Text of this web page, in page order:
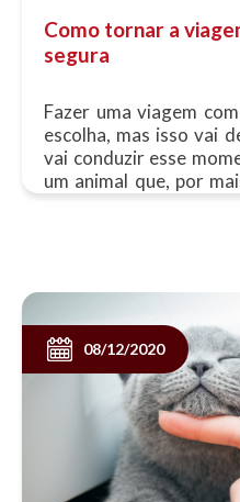
Como tornar a
segura
Fazer uma viagem
escolha, mas isso vai
vai conduzir esse
um animal que, por
08/12/2020